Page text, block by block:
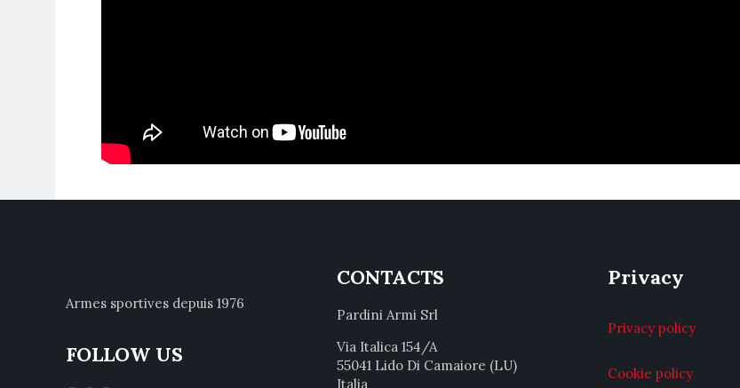
Armes sportives depuis 1976
FOLLOW US
CONTACTS
Pardini Armi Srl
Via Italica 154/A
55041 Lido Di Camaiore (LU)
Italia
Privacy
Privacy policy
Cookie policy